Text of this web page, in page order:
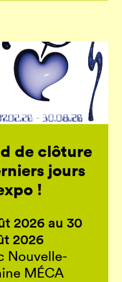
de clôture
jours
!
2026 au 30
2026
Nouvelle-
MÉCA